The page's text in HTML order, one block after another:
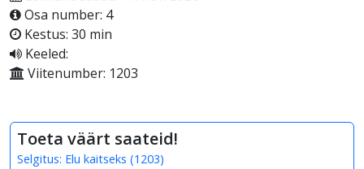
Osa number: 4
Kestus: 30 min
Keeled:
Viitenumber: 1203
Toeta väärt saateid!
Selgitus: Elu kaitseks (1203)